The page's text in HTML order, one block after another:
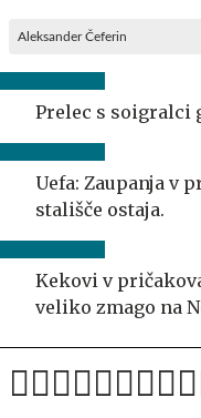
Aleksander Čeferin
Prelec s soigralci
Uefa: Zaupanja v
stališče ostaja.
Kekovi v
veliko zmago na